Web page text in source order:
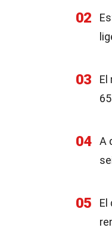
02
03
El
04
A
05
El